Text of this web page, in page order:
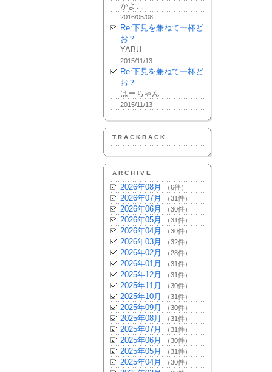
かよこ
2016/05/08
Re:下見を兼ねて一杯ど
お？
YABU
2015/11/13
Re:下見を兼ねて一杯ど
お？
はーちゃん
2015/11/13
TRACKBACK
ARCHIVE
2026年08月 （6件）
2026年07月 （31件）
2026年06月 （30件）
2026年05月 （31件）
2026年04月 （30件）
2026年03月 （32件）
2026年02月 （28件）
2026年01月 （31件）
2025年12月 （31件）
2025年11月 （30件）
2025年10月 （31件）
2025年09月 （30件）
2025年08月 （31件）
2025年07月 （31件）
2025年06月 （30件）
2025年05月 （31件）
2025年04月 （30件）